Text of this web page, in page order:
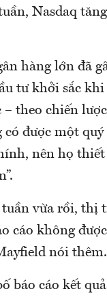
Nasdaq
hàng lớn đã
tư khởi sắc
theo chiến
được một
nên họ
vừa rồi, thị
cáo không
nói thêm.
báo cáo kết